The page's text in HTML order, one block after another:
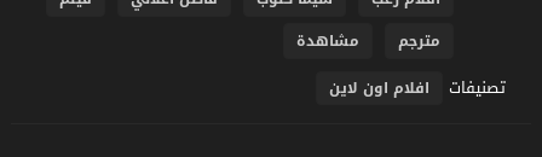
مترجم
مشاهدة
تصنيفات افلام اون لاين